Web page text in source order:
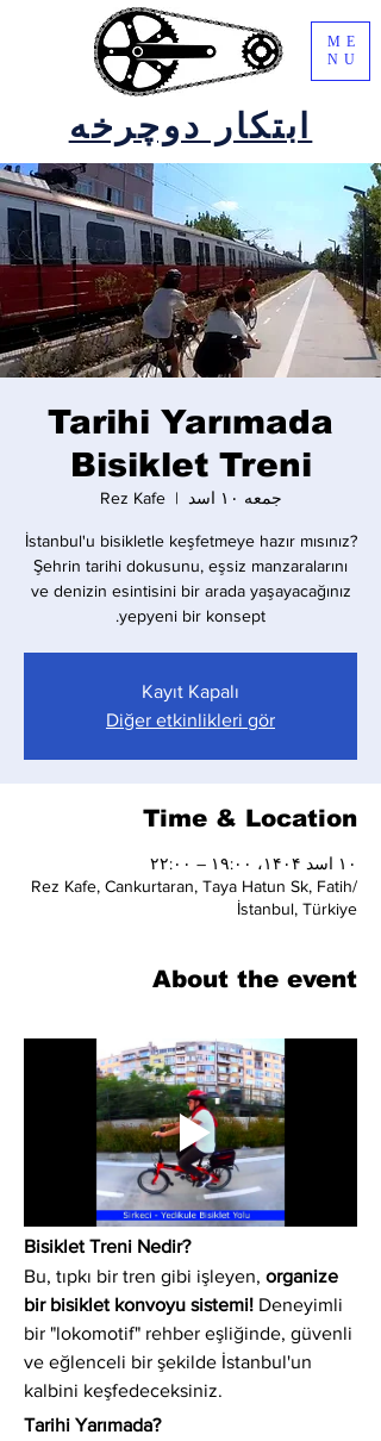
ابتکار دوچرخه
ME
NU
Tarihi Yarımada
Bisiklet Treni
جمعه ۱۰ اسد
  |
Rez Kafe
İstanbul'u bisikletle keşfetmeye hazır mısınız?
Şehrin tarihi dokusunu, eşsiz manzaralarını
ve denizin esintisini bir arada yaşayacağınız
yepyeni bir konsept.
Kayıt Kapalı
Diğer etkinlikleri gör
Time & Location
۱۰ اسد ۱۴۰۴، ۱۹:۰۰ – ۲۲:۰۰
Rez Kafe, Cankurtaran, Taya Hatun Sk, Fatih/
İstanbul, Türkiye
About the event
Bisiklet Treni Nedir?
Bu, tıpkı bir tren gibi işleyen, organize
bir bisiklet konvoyu sistemi! Deneyimli
bir "lokomotif" rehber eşliğinde, güvenli
ve eğlenceli bir şekilde İstanbul'un
kalbini keşfedeceksiniz.
Tarihi Yarımada?